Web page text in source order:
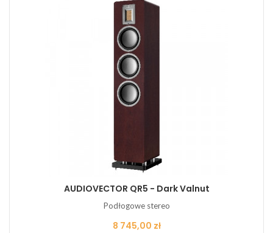
AUDIOVECTOR QR5 - Dark Valnut
Podłogowe stereo
Cena
8 745,00 zł